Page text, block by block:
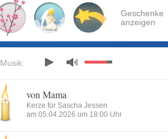
Geschenke
anzeigen
Musik:
von Mama
Kerze für Sascha Jessen
am 05.04.2026 um 18:00 Uhr